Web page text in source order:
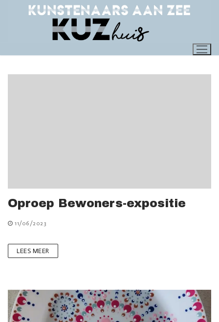
Oproep Bewoners-expositie
11/06/2023
LEES MEER